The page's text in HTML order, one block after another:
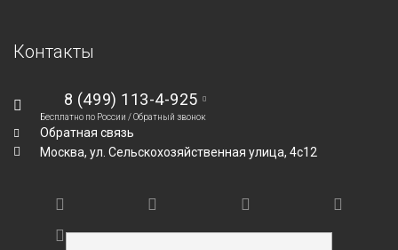
Контакты
8 (499) 113-4-925
Бесплатно по России /Обратный звонок
Обратная связь
Москва, ул. Сельскохозяйственная улица, 4с12